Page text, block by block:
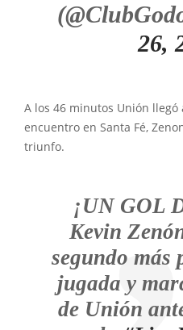
26,
A los 46 minutos Unión
encuentro en Santa Fé,
triunfo.
¡UN GOL
Kevin
segundo más
jugada y
de Unión